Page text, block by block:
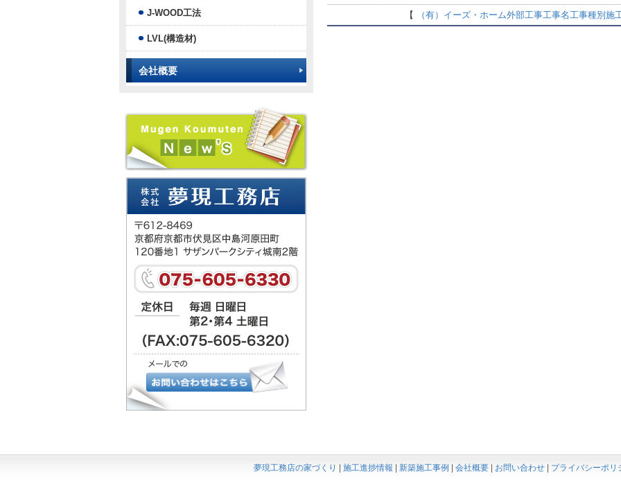
【
（有）イーズ・ホーム外部工事工事名工事種別 施
J-WOOD工法
LVL(構造材)
会社概要
夢現工務店の家づくり 施工進捗情報 新築施工事例 会社概要 お問い合わせ プライバシーポリ